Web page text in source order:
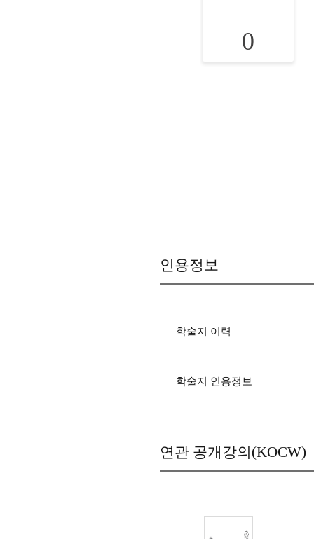
0
인용정보
학술지 이력
학술지 인용정보
연관 공개강의(KOCW)